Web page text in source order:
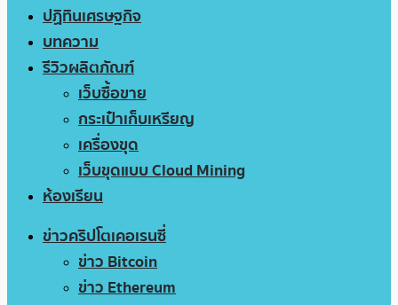
ปฏิทินเศรษฐกิจ
บทความ
รีวิวผลิตภัณฑ์
เว็บซื้อขาย
กระเป๋าเก็บเหรียญ
เครื่องขุด
เว็บขุดแบบ Cloud Mining
ห้องเรียน
ข่าวคริปโตเคอเรนซี่
ข่าว Bitcoin
ข่าว Ethereum